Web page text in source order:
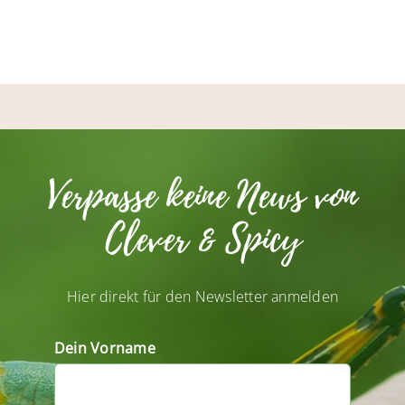
Verpasse keine News von
Clever & Spicy
Hier direkt für den Newsletter anmelden
Dein Vorname